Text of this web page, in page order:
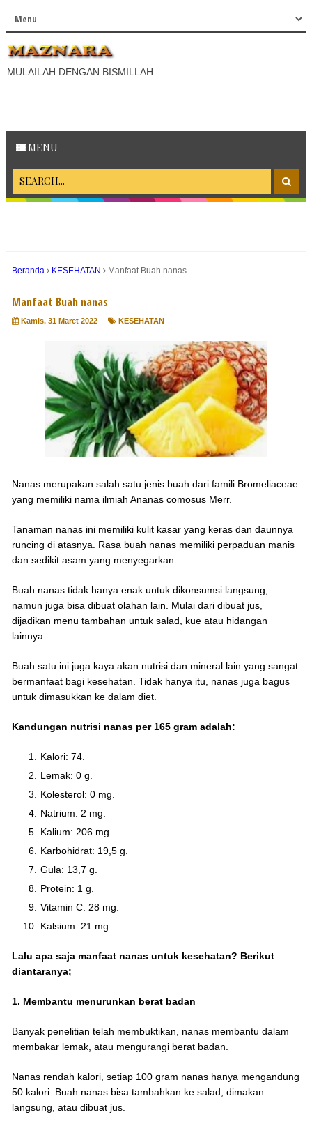
MULAILAH DENGAN BISMILLAH
MENU
Beranda KESEHATAN Manfaat Buah nanas
Manfaat Buah nanas
Kamis, 31 Maret 2022 KESEHATAN
Nanas merupakan salah satu jenis buah dari famili Bromeliaceae
yang memiliki nama ilmiah Ananas comosus Merr.
Tanaman nanas ini memiliki kulit kasar yang keras dan daunnya
runcing di atasnya. Rasa buah nanas memiliki perpaduan manis
dan sedikit asam yang menyegarkan.
Buah nanas tidak hanya enak untuk dikonsumsi langsung,
namun juga bisa dibuat olahan lain. Mulai dari dibuat jus,
dijadikan menu tambahan untuk salad, kue atau hidangan
lainnya.
Buah satu ini juga kaya akan nutrisi dan mineral lain yang sangat
bermanfaat bagi kesehatan. Tidak hanya itu, nanas juga bagus
untuk dimasukkan ke dalam diet.
Kandungan nutrisi nanas per 165 gram adalah:
Kalori: 74.
Lemak: 0 g.
Kolesterol: 0 mg.
Natrium: 2 mg.
Kalium: 206 mg.
Karbohidrat: 19,5 g.
Gula: 13,7 g.
Protein: 1 g.
Vitamin C: 28 mg.
Kalsium: 21 mg.
Lalu apa saja manfaat nanas untuk kesehatan? Berikut
diantaranya;
1. Membantu menurunkan berat badan
Banyak penelitian telah membuktikan, nanas membantu dalam
membakar lemak, atau mengurangi berat badan.
Nanas rendah kalori, setiap 100 gram nanas hanya mengandung
50 kalori. Buah nanas bisa tambahkan ke salad, dimakan
langsung, atau dibuat jus.